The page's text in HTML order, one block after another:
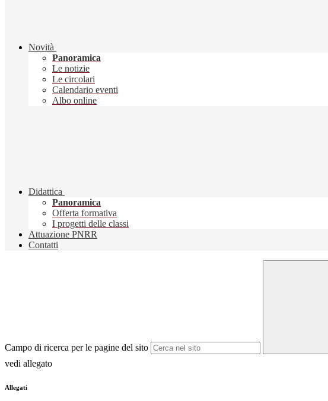
Novità
Panoramica
Le notizie
Le circolari
Calendario eventi
Albo online
Didattica
Panoramica
Offerta formativa
I progetti delle classi
Attuazione PNRR
Contatti
Campo di ricerca per le pagine del sito
vedi allegato
Allegati